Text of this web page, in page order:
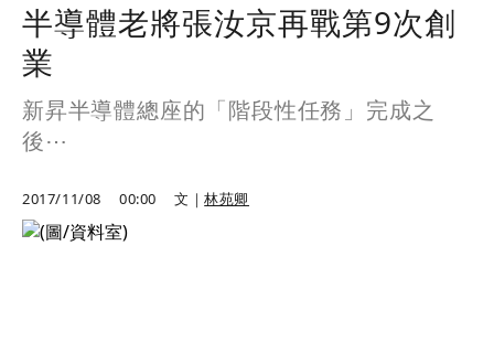
半導體老將張汝京再戰第9次創
業
新昇半導體總座的「階段性任務」完成之
後⋯
2017/11/08 00:00 文｜林苑卿